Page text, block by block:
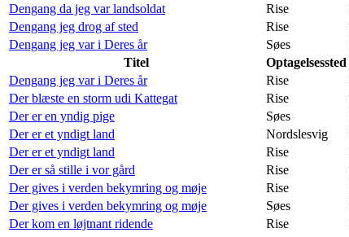
Dengang da jeg var landsoldat
Rise
Dengang jeg drog af sted
Rise
Dengang jeg var i Deres år
Søes
Titel
Optagelsessted
Dengang jeg var i Deres år
Rise
Der blæste en storm udi Kattegat
Rise
Der er en yndig pige
Søes
Der er et yndigt land
Nordslesvig
Der er et yndigt land
Rise
Der er så stille i vor gård
Rise
Der gives i verden bekymring og møje
Rise
Der gives i verden bekymring og møje
Søes
Der kom en løjtnant ridende
Rise